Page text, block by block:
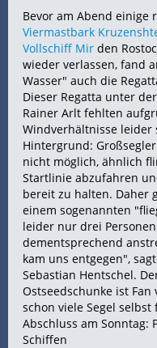
Bevor am Abend einige
Viermastbark
Vollschiff Mir den
wieder verlassen, fand
Wasser" auch die
Dieser Regatta unter
Rainer Arlt fehlten
Windverhältnisse leider
Hintergrund:
nicht möglich, ähnlich
Startlinie abzufahren
bereit zu halten. Daher
einem sogenannten
leider nur drei
dementsprechend
kam uns entgegen",
Sebastian Hentschel.
Ostseedschunke ist
schon viele Segel
Abschluss am Sonntag:
Schiffen